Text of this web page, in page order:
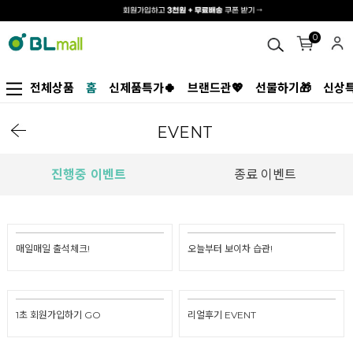
0
전체상품 홈 신제품특가🍀 브랜드관💖 선물하기🎁 신상
EVENT
진행중 이벤트 종료 이벤트
매일매일 출석체크! 오늘부터 보이차 습관!
1초 회원가입하기 GO 리얼후기 EVENT